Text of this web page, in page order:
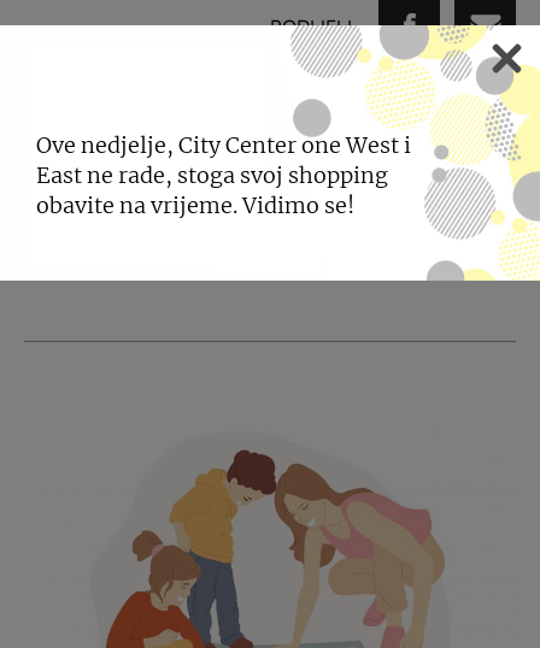
PODIJELI
POGLEDAJTE JOŠ
Ove nedjelje, City Center one West i
East ne rade, stoga svoj shopping
obavite na vrijeme. Vidimo se!